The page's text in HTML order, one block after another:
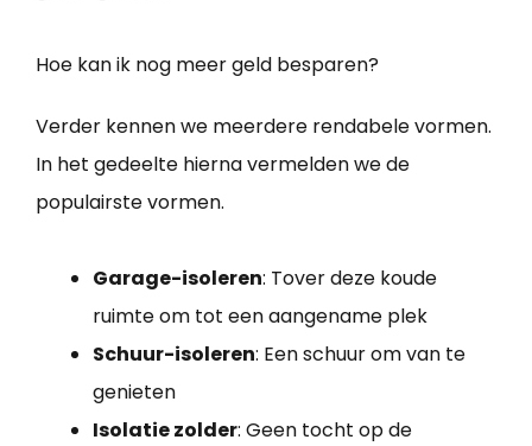
Hoe kan ik nog meer geld besparen?
Verder kennen we meerdere rendabele vormen.
In het gedeelte hierna vermelden we de
populairste vormen.
Garage-isoleren: Tover deze koude
ruimte om tot een aangename plek
Schuur-isoleren: Een schuur om van te
genieten
Isolatie zolder: Geen tocht op de